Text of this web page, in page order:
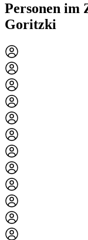
Personen im
Goritzki